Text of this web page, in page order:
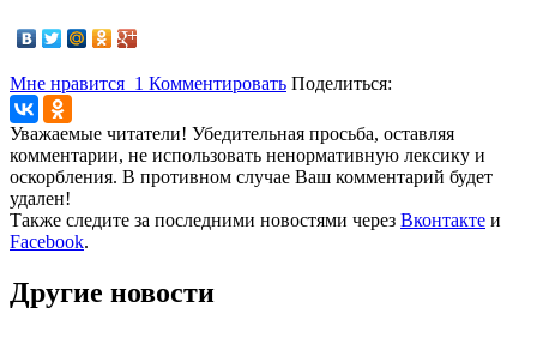
Мне нравится 1 Комментировать Поделиться:
Уважаемые читатели! Убедительная просьба, оставляя
комментарии, не использовать ненормативную лексику и
оскорбления. В противном случае Ваш комментарий будет
удален!
Также следите за последними новостями через Вконтакте и
Facebook.
Другие новости